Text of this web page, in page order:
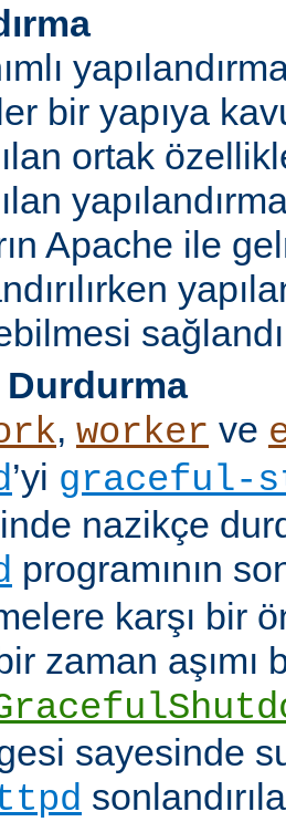
bir yapıya
ortak
Apache ile
Durdurma
, worker ve
’yi graceful-
nazikçe
programının
karşı bir
zaman
sayesinde